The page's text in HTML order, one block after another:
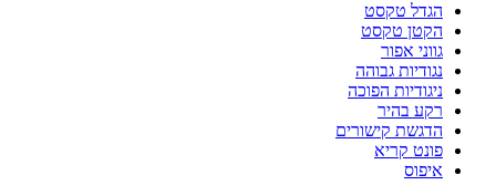
הגדל טקסט
הקטן טקסט
גווני אפור
נגודיות גבוהה
ניגודיות הפוכה
רקע בהיר
הדגשת קישורים
פונט קריא
איפוס